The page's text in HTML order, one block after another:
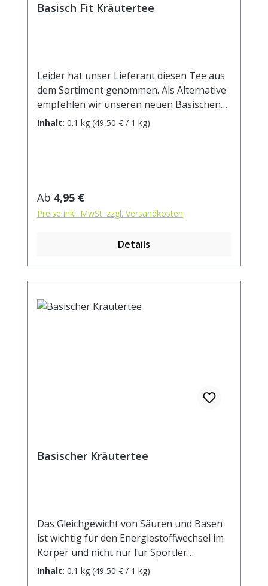
Basisch Fit Kräutertee
Leider hat unser Lieferant diesen Tee aus
dem Sortiment genommen. Als Alternative
empfehlen wir unseren neuen Basischen
Kräutertee.Das Gleichgewicht von Säuren
Deshalb haben viele auf einen Tee
gewartet, der eine basische Ernährung
wirkungsvoll unterstützt und der
würzig-frischen Geschmack, während so
ungewöhnliche Zutaten wie z.B. Tomaten-
Apfelstücke, Brennnesselblätter, Fenchel,
mit 1 l. kochendem Wasser aufgiessen.
Inhalt: 0.1 kg (49,50 € / 1 kg)
Regulärer Preis:
Ab 4,95 €
Preise inkl. MwSt. zzgl. Versandkosten
Details
Basischer Kräutertee
Das Gleichgewicht von Säuren und Basen
ist wichtig für den Energiestoffwechsel im
Körper und nicht nur für Sportler
essenziell. Die Komposition sorgfältig
Inhalt: 0.1 kg (49,50 € / 1 kg)